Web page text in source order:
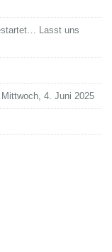
Lasst uns
4. Juni 2025